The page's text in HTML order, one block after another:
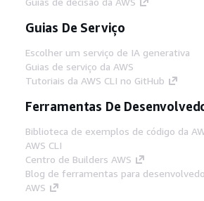
Guias De Serviço
Escolher um serviço de IA generativa
Guias de serviço da AWS
Tutoriais da AWS CLI no GitHub
Ferramentas De
Biblioteca de exemplos de código da
AWS CLI
Centro de Builders AWS
Blog de ferramentas para
AWS